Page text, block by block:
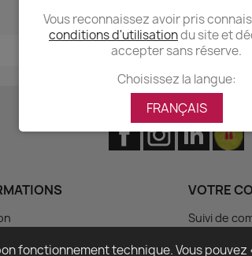
Vous reconnaissez avoir pris
conditions d'utilisationdu site et
accepter sans réserve.
Choisissez la langue:
FRANÇAIS
FacebookInstagramLinkedIn
VOTRE
Suivi de
fonctionnement technique. Vous